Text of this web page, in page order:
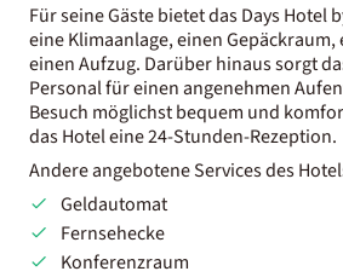
Für seine Gäste bietet das Days Hotel
eine Klimaanlage, einen
einen Aufzug. Darüber hinaus sorgt
Personal für einen angenehmen
Besuch möglichst bequem und
das Hotel eine 24-Stunden-Rezeption.
Andere angebotene Services des
Geldautomat
Fernsehecke
Konferenzraum